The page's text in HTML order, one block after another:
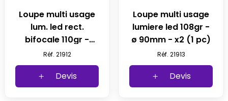
Loupe multi usage
lum. led rect.
bifocale 110gr -
85x50mm - x2 et x5
(1 pc)
Réf. 21912
Devis
Loupe multi usage
lumiere led 108gr -
ø 90mm - x2 (1 pc)
Réf. 21913
Devis